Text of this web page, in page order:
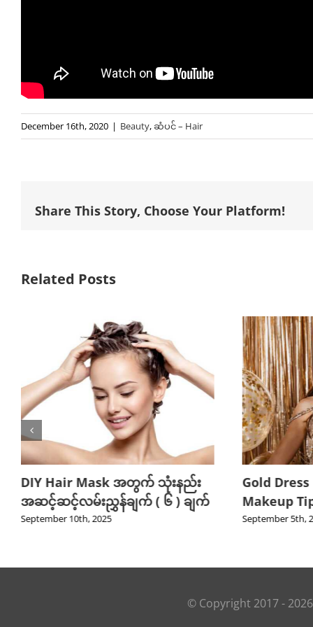
December 16th, 2020 | Beauty,ဆံပင် – Hair
Share This Story, Choose Your Platform!
Related Posts
DIY Hair Mask အတွက် သုံးနည်း
အဆင့်ဆင့်လမ်းညွှန်ချက် ( ၆ ) ချက်
September 10th, 2025
Gold
Makeup
September 5th,
© Copyright 2017 - 2026